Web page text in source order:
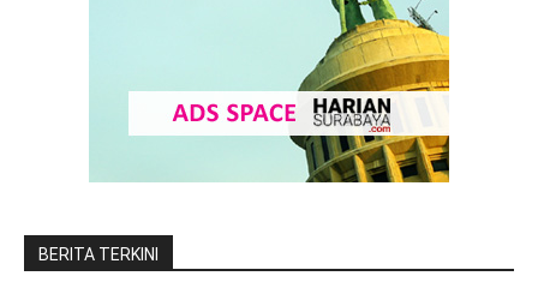
BERITA TERKINI